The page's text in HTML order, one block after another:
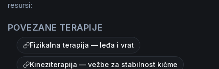
resursi:
POVEZANE TERAPIJE
Fizikalna terapija — leđa i vrat
Kineziterapija — vežbe za stabilnost kičme